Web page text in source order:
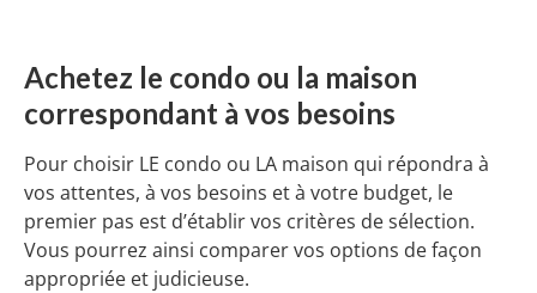
Achetez le condo ou la maison
correspondant à vos besoins
Pour choisir LE condo ou LA maison qui répondra à
vos attentes, à vos besoins et à votre budget, le
premier pas est d’établir vos critères de sélection.
Vous pourrez ainsi comparer vos options de façon
appropriée et judicieuse.